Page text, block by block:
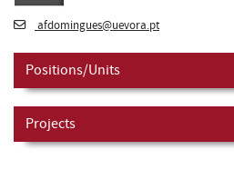
afdomingues@uevora.pt
Positions/Units
Projects